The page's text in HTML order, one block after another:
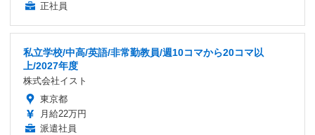
正社員
私立学校/中高/英語/非常勤教員/週10コマから20コマ以
上/2027年度
株式会社イスト
東京都
月給22万円
派遣社員